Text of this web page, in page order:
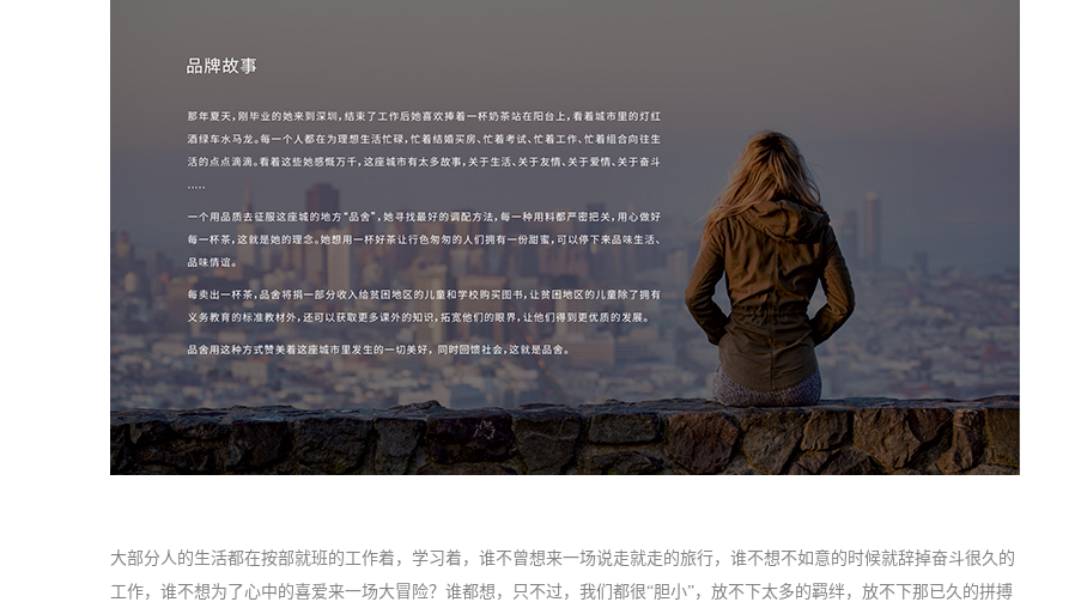
大部分人的生活都在按部就班的工作着，学习着，谁不曾想来一场说走就走的旅行，谁不想不如意的时候就辞掉奋斗很久的
工作，谁不想为了心中的喜爱来一场大冒险？谁都想，只不过，我们都很“胆小”，放不下太多的羁绊，放不下那已久的拼搏